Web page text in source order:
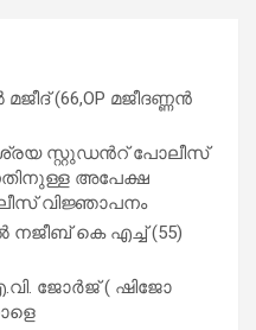
(66,OP മജീദണ്ണൻ
സ്റ്റുഡന്‍റ് പോലീസ്
അപേക്ഷ
വിജ്ഞാപനം
നജീബ് കെ എച്ച് (55)
ജോ​ർ​ജ് ( ഷിജോ